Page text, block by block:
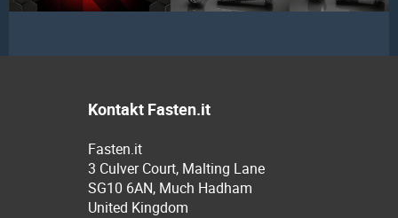
Kontakt Fasten.it
Fasten.it
3 Culver Court, Malting Lane
SG10 6AN, Much Hadham
United Kingdom